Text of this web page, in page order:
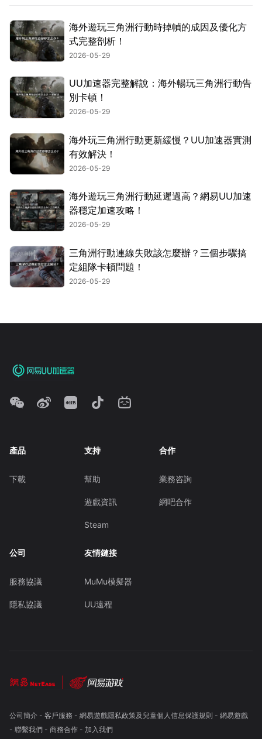
海外遊玩三角洲行動時掉幀的成因及優化方
式完整剖析！
2026-05-29
UU加速器完整解說：海外暢玩三角洲行動告
別卡頓！
2026-05-29
海外玩三角洲行動更新緩慢？UU加速器實測
有效解決！
2026-05-29
海外遊玩三角洲行動延遲過高？網易UU加速
器穩定加速攻略！
2026-05-29
三角洲行動連線失敗該怎麼辦？三個步驟搞
定組隊卡頓問題！
2026-05-29
產品
下載
支持
幫助
遊戲資訊
Steam
合作
業務咨詢
網吧合作
公司
服務協議
隱私協議
友情鏈接
MuMu模擬器
UU遠程
公司簡介- 客戶服務 - 網易遊戲隱私政策及兒童個人信息保護規則 - 網易遊戲
- 聯繫我們- 商務合作- 加入我們